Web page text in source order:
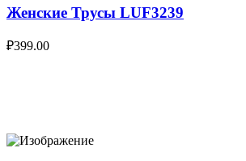
Женские Трусы LUF3239
₽399.00